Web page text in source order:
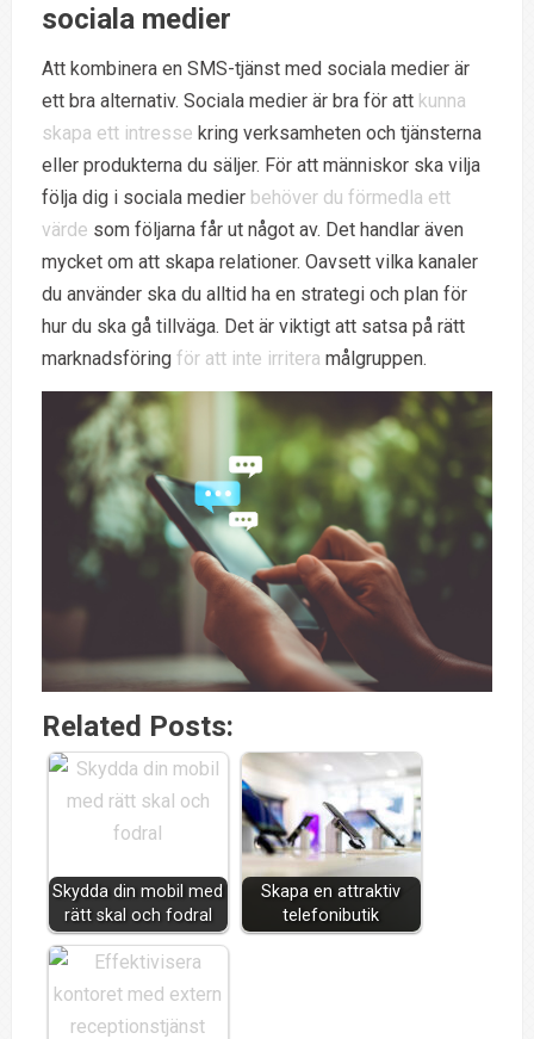
sociala medier
Att kombinera en SMS-tjänst med sociala medier är
ett bra alternativ. Sociala medier är bra för att kunna
skapa ett intresse kring verksamheten och tjänsterna
eller produkterna du säljer. För att människor ska vilja
följa dig i sociala medier behöver du förmedla ett
värde som följarna får ut något av. Det handlar även
mycket om att skapa relationer. Oavsett vilka kanaler
du använder ska du alltid ha en strategi och plan för
hur du ska gå tillväga. Det är viktigt att satsa på rätt
marknadsföring för att inte irritera målgruppen.
Related Posts:
Skydda din mobil med
rätt skal och fodral
Skapa en attraktiv
telefonibutik